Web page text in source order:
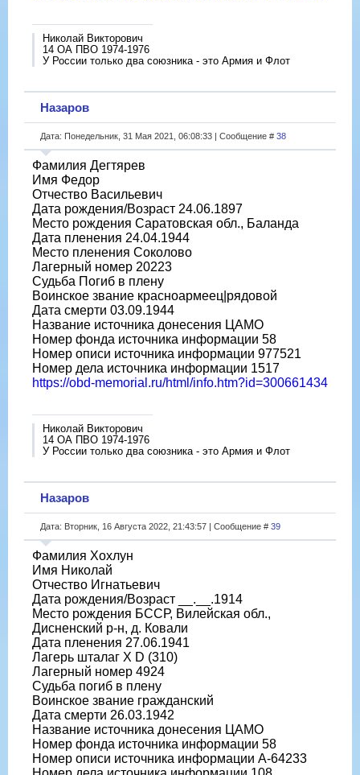
Николай Викторович
14 ОА ПВО 1974-1976
У России только два союзника - это Армия и Флот
Назаров
Дата: Понедельник, 31 Мая 2021, 06:08:33 | Сообщение # 38
Фамилия Дегтярев
Имя Федор
Отчество Васильевич
Дата рождения/Возраст 24.06.1897
Место рождения Саратовская обл., Баланда
Дата пленения 24.04.1944
Место пленения Соколово
Лагерный номер 20223
Судьба Погиб в плену
Воинское звание красноармеец|рядовой
Дата смерти 03.09.1944
Название источника донесения ЦАМО
Номер фонда источника информации 58
Номер описи источника информации 977521
Номер дела источника информации 1517
https://obd-memorial.ru/html/info.htm?id=300661434
Николай Викторович
14 ОА ПВО 1974-1976
У России только два союзника - это Армия и Флот
Назаров
Дата: Вторник, 16 Августа 2022, 21:43:57 | Сообщение # 39
Фамилия Хохлун
Имя Николай
Отчество Игнатьевич
Дата рождения/Возраст __.__.1914
Место рождения БССР, Вилейская обл.,
Дисненский р-н, д. Ковали
Дата пленения 27.06.1941
Лагерь шталаг X D (310)
Лагерный номер 4924
Судьба погиб в плену
Воинское звание гражданский
Дата смерти 26.03.1942
Название источника донесения ЦАМО
Номер фонда источника информации 58
Номер описи источника информации A-64233